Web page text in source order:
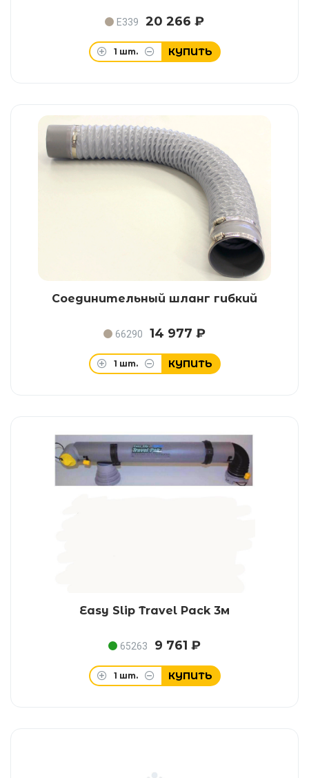
E339 20 266 ₽
1 шт. КУПИТЬ
Соединительный шланг гибкий
66290 14 977 ₽
1 шт. КУПИТЬ
Easy Slip Travel Pack 3м
65263 9 761 ₽
1 шт. КУПИТЬ